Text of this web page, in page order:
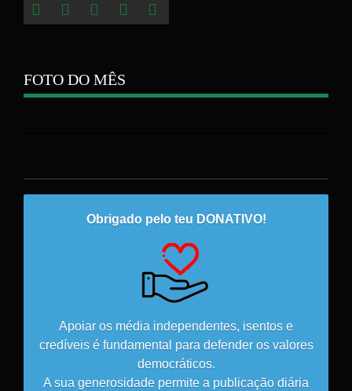
FOTO DO MÊS
Obrigado pelo teu DONATIVO!
Apoiar os média independentes, isentos e
credíveis é fundamental para defender os valores
democráticos.
A sua generosidade permite a publicação diária